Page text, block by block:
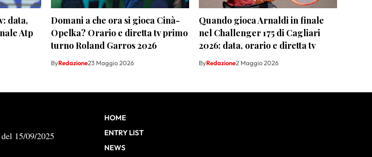
data,
Atp
Domani a che ora si gioca Cinà-
Opelka? Orario e diretta tv primo
turno Roland Garros 2026
ByRedazione23 Maggio 2026
Quando gioca Arnaldi in finale
nel Challenger 175 di Cagliari
2026: data, orario e diretta tv
ByRedazione2 Maggio 2026
15/09/2025
HOME
ENTRY LIST
NEWS